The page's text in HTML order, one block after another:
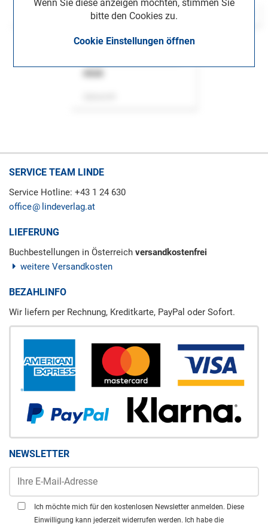
Wenn Sie diese anzeigen möchten, stimmen Sie
bitte den Cookies zu.
Cookie Einstellungen öffnen
SERVICE TEAM LINDE
Service Hotline: +43 1 24 630
office
lindeverlag.at
LIEFERUNG
Buchbestellungen in Österreich versandkostenfrei
weitere Versandkosten
BEZAHLINFO
Wir liefern per Rechnung, Kreditkarte, PayPal oder Sofort.
NEWSLETTER
Ich möchte mich für den kostenlosen Newsletter anmelden. Diese
Einwilligung kann jederzeit widerrufen werden. Ich habe die